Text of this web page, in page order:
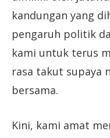
kandungan yang
pengaruh politik
kami untuk terus
rasa takut supaya
bersama.
Kini, kami amat